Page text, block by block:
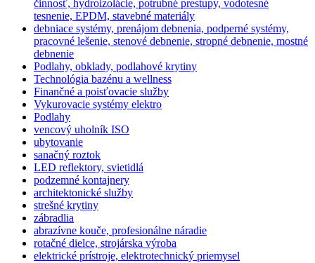
činnosť, hydroizolácie, potrubné prestupy, vodotesné
tesnenie, EPDM, stavebné materiály
debniace systémy, prenájom debnenia, podperné systémy,
pracovné lešenie, stenové debnenie, stropné debnenie, mostné
debnenie
Podlahy, obklady, podlahové krytiny
Technológia bazénu a wellness
Finančné a poisťovacie služby
Vykurovacie systémy elektro
Podlahy
vencový uholník ISO
ubytovanie
sanačný roztok
LED reflektory, svietidlá
podzemné kontajnery
architektonické služby
strešné krytiny
zábradlia
abrazívne kouče, profesionálne náradie
rotačné dielce, strojárska výroba
elektrické prístroje, elektrotechnický priemysel